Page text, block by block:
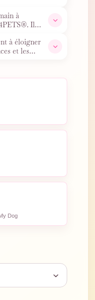
à
Il
à éloigner
et les
Dog